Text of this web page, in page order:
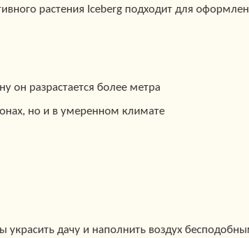
растения Iceberg подходит для
он разрастается более метра
но и в умеренном климате
дачу и наполнить воздух